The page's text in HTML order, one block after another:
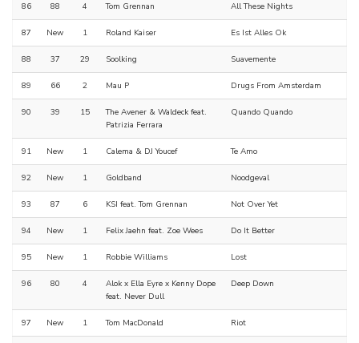
86 88 4 Tom Grennan All These Nights
87 New 1 Roland Kaiser Es Ist Alles Ok
88 37 29 Soolking Suavemente
89 66 2 Mau P Drugs From Amsterdam
90 39 15
The Avener & Waldeck feat.
Patrizia Ferrara
Quando Quando
91 New 1 Calema & DJ Youcef Te Amo
92 New 1 Goldband Noodgeval
93 87 6 KSI feat. Tom Grennan Not Over Yet
94 New 1 Felix Jaehn feat. Zoe Wees Do It Better
95 New 1 Robbie Williams Lost
96 80 4
Alok x Ella Eyre x Kenny Dope
feat. Never Dull
Deep Down
97 New 1 Tom MacDonald Riot